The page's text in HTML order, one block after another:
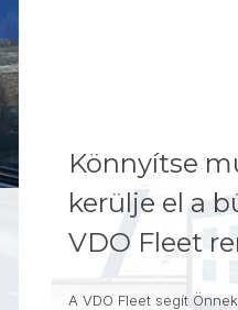
Könnyítse
kerülje el a
VDO Fleet
A VDO Fleet segít